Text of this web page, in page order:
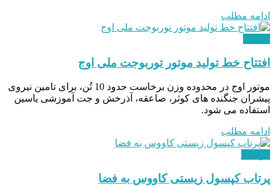
ادامه مطلب
افتتاح خط تولید موتور توربوجت ملی اوج
موتور اوج در محدوده وزن برخاست حدود 10 تُن، برای تامین نیروی
پیشران جنگنده های کوثر، صاعقه، آذرخش و جت آموزشی یاسین
استفاده می شود.
ادامه مطلب
پرتاب کپسول زیستی کاووس به فضا